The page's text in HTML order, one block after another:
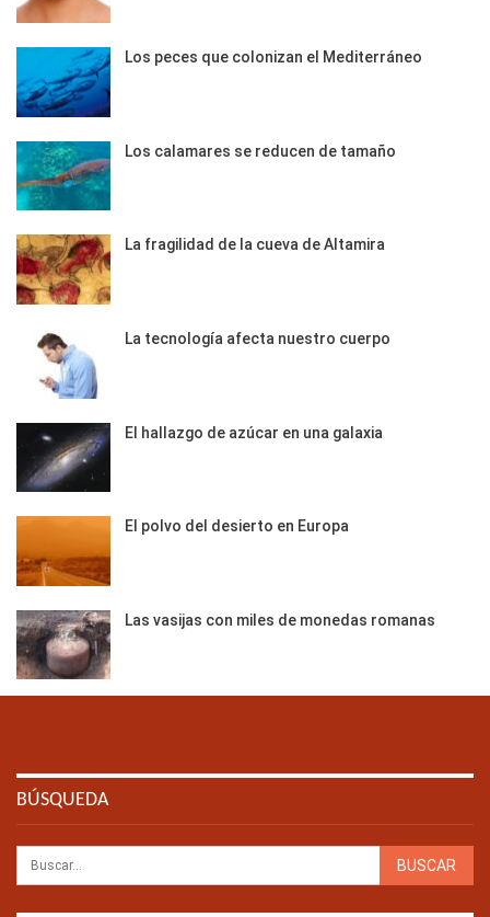
Los peces que colonizan el Mediterráneo
Los calamares se reducen de tamaño
La fragilidad de la cueva de Altamira
La tecnología afecta nuestro cuerpo
El hallazgo de azúcar en una galaxia
El polvo del desierto en Europa
Las vasijas con miles de monedas romanas
BÚSQUEDA